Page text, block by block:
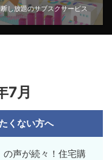
し放題のサブスクサービス
7月
くない方へ
の声が続々！住宅購